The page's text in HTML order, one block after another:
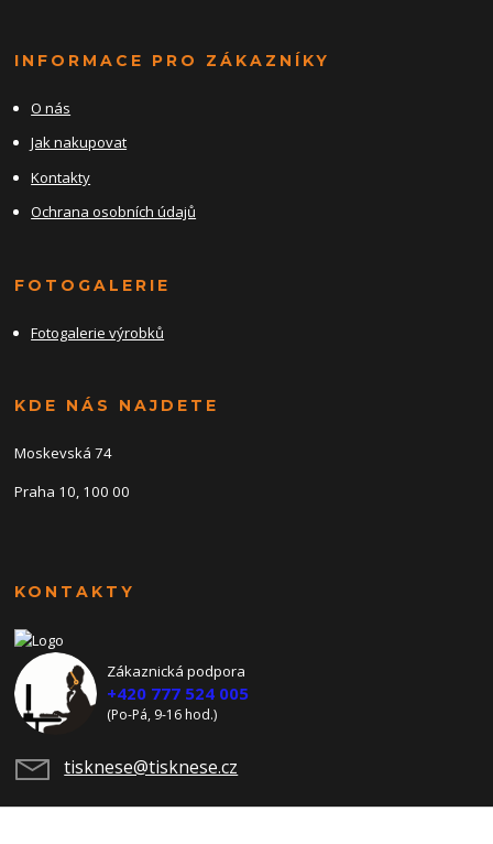
INFORMACE PRO ZÁKAZNÍKY
O nás
Jak nakupovat
Kontakty
Ochrana osobních údajů
FOTOGALERIE
Fotogalerie výrobků
KDE NÁS NAJDETE
Moskevská 74
Praha 10, 100 00
KONTAKTY
Zákaznická podpora
+420 777 524 005
(Po-Pá, 9-16 hod.)
tisknese@tisknese.cz